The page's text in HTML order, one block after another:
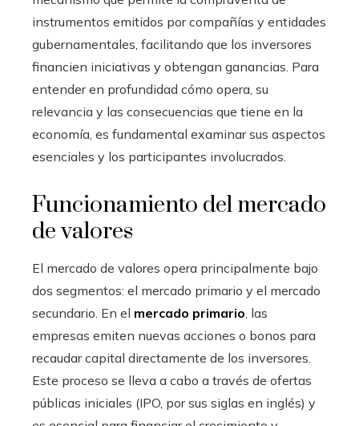
instrumentos emitidos por compañías y entidades
gubernamentales, facilitando que los inversores
financien iniciativas y obtengan ganancias. Para
entender en profundidad cómo opera, su
relevancia y las consecuencias que tiene en la
economía, es fundamental examinar sus aspectos
esenciales y los participantes involucrados.
Funcionamiento del mercado
de valores
El mercado de valores opera principalmente bajo
dos segmentos: el mercado primario y el mercado
secundario. En el mercado primario , las
empresas emiten nuevas acciones o bonos para
recaudar capital directamente de los inversores.
Este proceso se lleva a cabo a través de ofertas
públicas iniciales (IPO, por sus siglas en inglés) y